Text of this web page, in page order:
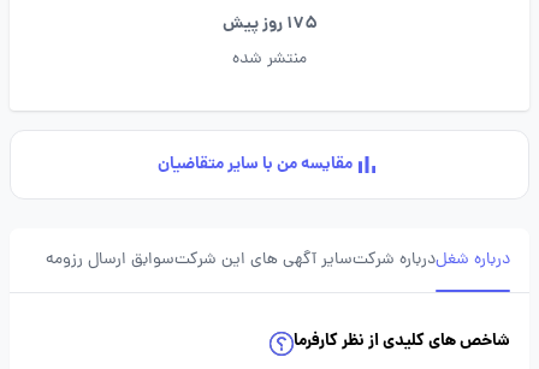
175 روز پیش
منتشر شده
مقایسه من با سایر متقاضیان
درباره شغلدرباره شرکتسایر آگهی های این شرکتسوابق ارسال رزومه
شاخص های کلیدی از نظر کارفرما